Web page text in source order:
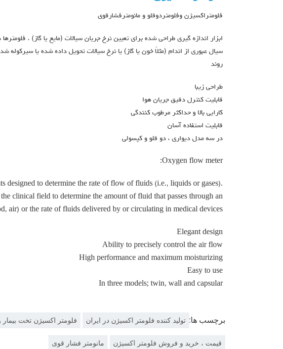
فلومتراكسيژن وفلومتردوقلو و مانومترفشارقوي
ابزار اندازه گیری طراحی شده برای تعیین نرخ جریان سیالات (مایع یا گاز) . فلومترها
سیال عبوری از اندام (مثلاً خون یا گاز) یا نرخ سیالات تحویل داده شده یا سیرکوله
روند
طراحی زیبا
قابلیت کنترل دقیق جریان هوا
کارایی بالا و حداکثر مرطوب کنندگی
قابلیت استفاده آسان
در سه مدل دیواری ، دو قلو و کپسولی
Oxygen flow meter:
designed to determine the rate of flow of fluids (i.e., liquids or gases).
clinical field to determine the amount of fluid that passes through an
air) or the rate of fluids delivered by or circulating in medical devices
Elegant design
Ability to precisely control the air flow
High performance and maximum moisturizing
Easy to use
In three models; twin, wall and capsular
برچسب ها: تولید کننده فلومتر اکسیژن در ایران فلومتر اکسیژن تخت بیمار
قیمت ، خرید و فروش فلومتر اکسیژن مانومتر فشار قوی